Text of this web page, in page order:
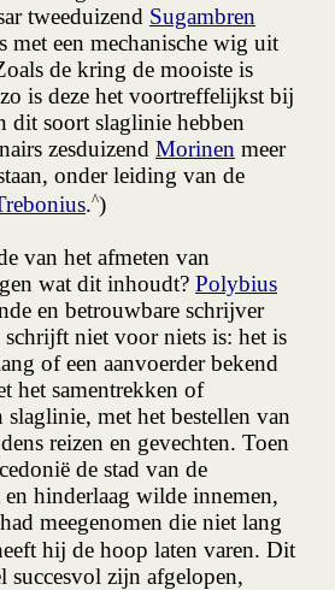
tweeduizend Sugambren
met een mechanische wig uit
de kring de mooiste is
is deze het voortreffelijkst bij
soort slaglinie hebben
zesduizend Morinen meer
onder leiding van de
.^)
van het afmeten van
wat dit inhoudt? Polybius
en betrouwbare schrijver
niet voor niets is: het is
of een aanvoerder bekend
het samentrekken of
met het bestellen van
reizen en gevechten. Toen
de stad van de
hinderlaag wilde innemen,
meegenomen die niet lang
hij de hoop laten varen. Dit
succesvol zijn afgelopen,